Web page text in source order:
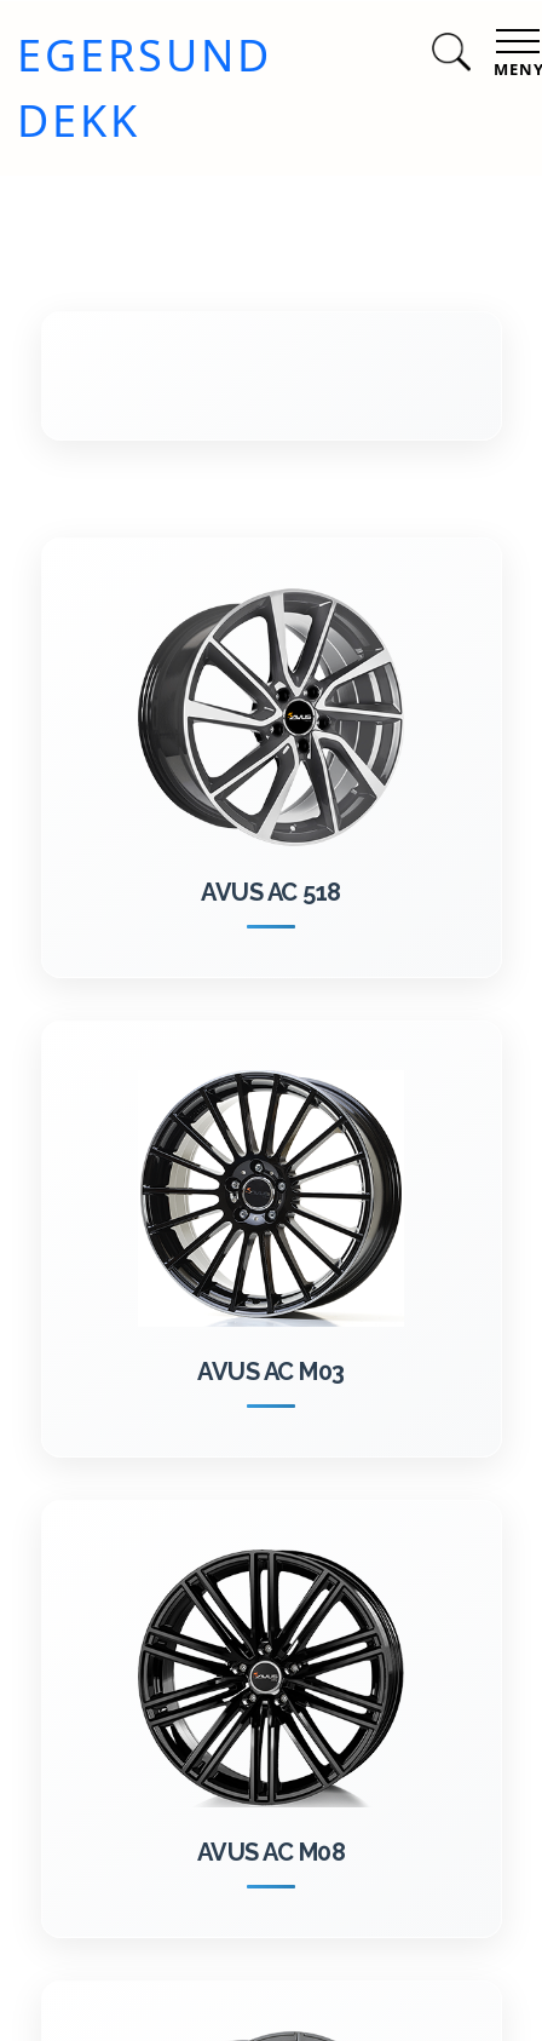
EGERSUND
DEKK
AVUS AC 518
AVUS AC M03
AVUS AC M08